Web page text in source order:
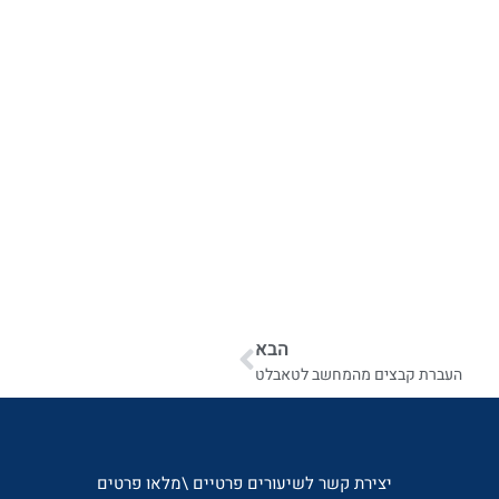
הבא
העברת קבצים מהמחשב לטאבלט
יצירת קשר לשיעורים פרטיים \מלאו פרטים